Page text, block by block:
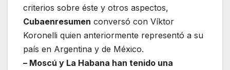
criterios sobre éste y otros aspectos,
Cubaenresumen conversó con Víktor
Koronelli quien anteriormente representó a su
país en Argentina y de México.
– Moscú y La Habana han tenido una